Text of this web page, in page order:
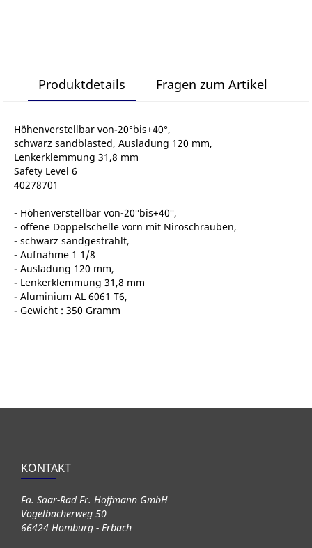
Produktdetails Fragen zum Artikel
Höhenverstellbar von-20°bis+40°,
schwarz sandblasted, Ausladung 120 mm,
Lenkerklemmung 31,8 mm
Safety Level 6
40278701
- Höhenverstellbar von-20°bis+40°,
- offene Doppelschelle vorn mit Niroschrauben,
- schwarz sandgestrahlt,
- Aufnahme 1 1/8
- Ausladung 120 mm,
- Lenkerklemmung 31,8 mm
- Aluminium AL 6061 T6,
- Gewicht : 350 Gramm
KONTAKT
Fa. Saar-Rad Fr. Hoffmann GmbH
Vogelbacherweg 50
66424 Homburg - Erbach